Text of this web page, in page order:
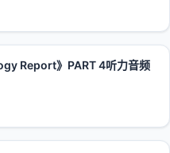
Report》PART 4听力音频